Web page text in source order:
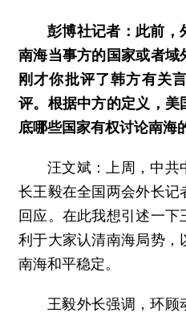
彭博社记者：此前，
南海当事方的国家或者域
刚才你批评了韩方有关
评。根据中方的定义，美
底哪些国家有权讨论南海
汪文斌：上周，中共
长王毅在全国两会外长记
回应。在此我想引述一
利于大家认清南海局势，
南海和平稳定。
王毅外长强调，环顾